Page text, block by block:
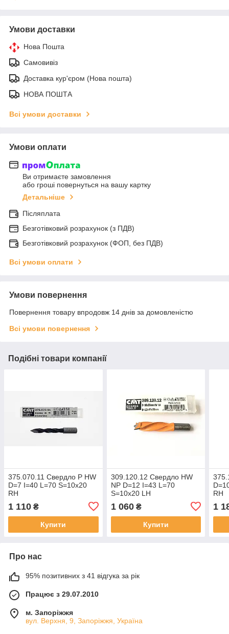
Умови доставки
Нова Пошта
Самовивіз
Доставка кур'єром (Нова пошта)
НОВА ПОШТА
Всі умови доставки
Умови оплати
Ви отримаєте замовлення
або гроші повернуться на вашу картку
Детальніше
Післяплата
Безготівковий розрахунок (з ПДВ)
Безготівковий розрахунок (ФОП, без ПДВ)
Всі умови оплати
Умови повернення
Повернення товару впродовж 14 днів за домовленістю
Всі умови повернення
Подібні товари компанії
375.070.11 Свердло P HW
D=7 I=40 L=70 S=10x20
RH
1 110 ₴
Купити
309.120.12 Свердло HW
NP D=12 I=43 L=70
S=10x20 LH
1 060₴
Купити
RH
1
Про нас
95% позитивних з 41 відгука за рік
Працює з 29.07.2010
м. Запоріжжя
вул. Верхня, 9, Запоріжжя, Україна